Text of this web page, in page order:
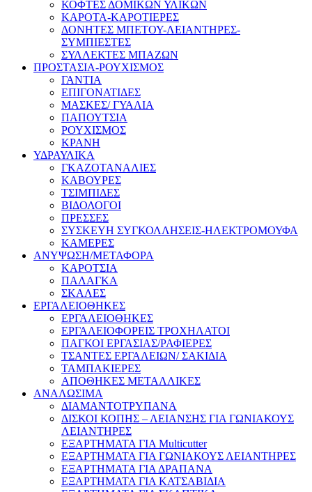
ΚΟΦΤΕΣ ΔΟΜΙΚΩΝ ΥΛΙΚΩΝ
ΚΑΡΟΤΑ-ΚΑΡΟΤΙΕΡΕΣ
ΔΟΝΗΤΕΣ ΜΠΕΤΟΥ-ΛΕΙΑΝΤΗΡΕΣ-
ΣΥΜΠΙΕΣΤΕΣ
ΣΥΛΛΕΚΤΕΣ ΜΠΑΖΩΝ
ΠΡΟΣΤΑΣΙΑ-ΡΟΥΧΙΣΜΟΣ
ΓΑΝΤΙΑ
ΕΠΙΓΟΝΑΤΙΔΕΣ
ΜΑΣΚΕΣ/ ΓΥΑΛΙΑ
ΠΑΠΟΥΤΣΙΑ
ΡΟΥΧΙΣΜΟΣ
ΚΡΑΝΗ
ΥΔΡΑΥΛΙΚΑ
ΓΚΑΖΟΤΑΝΑΛΙΕΣ
ΚΑΒΟΥΡΕΣ
ΤΣΙΜΠΙΔΕΣ
ΒΙΔΟΛΟΓΟΙ
ΠΡΕΣΣΕΣ
ΣΥΣΚΕΥΗ ΣΥΓΚΟΛΛΗΣΕΙΣ-ΗΛΕΚΤΡΟΜΟΥΦΑ
ΚΑΜΕΡΕΣ
ΑΝΥΨΩΣΗ/ΜΕΤΑΦΟΡΑ
ΚΑΡΟΤΣΙΑ
ΠΑΛΑΓΚΑ
ΣΚΑΛΕΣ
ΕΡΓΑΛΕΙΟΘΗΚΕΣ
ΕΡΓΑΛΕΙΟΘΗΚΕΣ
ΕΡΓΑΛΕΙΟΦΟΡΕΙΣ ΤΡΟΧΗΛΑΤΟΙ
ΠΑΓΚΟΙ ΕΡΓΑΣΙΑΣ/ΡΑΦΙΕΡΕΣ
ΤΣΑΝΤΕΣ ΕΡΓΑΛΕΙΩΝ/ ΣΑΚΙΔΙΑ
ΤΑΜΠΑΚΙΕΡΕΣ
ΑΠΟΘΗΚΕΣ ΜΕΤΑΛΛΙΚΕΣ
ΑΝΑΛΩΣΙΜΑ
ΔΙΑΜΑΝΤΟΤΡΥΠΑΝΑ
ΔΙΣΚΟΙ ΚΟΠΗΣ – ΛΕΙΑΝΣΗΣ ΓΙΑ ΓΩΝΙΑΚΟΥΣ
ΛΕΙΑΝΤΗΡΕΣ
ΕΞΑΡΤΗΜΑΤΑ ΓΙΑ Multicutter
ΕΞΑΡΤΗΜΑΤΑ ΓΙΑ ΓΩΝΙΑΚΟΥΣ ΛΕΙΑΝΤΗΡΕΣ
ΕΞΑΡΤΗΜΑΤΑ ΓΙΑ ΔΡΑΠΑΝΑ
ΕΞΑΡΤΗΜΑΤΑ ΓΙΑ ΚΑΤΣΑΒΙΔΙΑ